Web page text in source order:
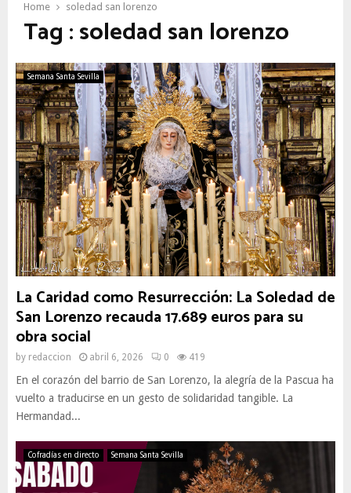
Home soledad san lorenzo
Tag : soledad san lorenzo
Semana Santa Sevilla
La Caridad como Resurrección: La Soledad de
San Lorenzo recauda 17.689 euros para su
obra social
by redaccion abril 6, 2026 0 419
En el corazón del barrio de San Lorenzo, la alegría de la Pascua ha
vuelto a traducirse en un gesto de solidaridad tangible. La
Hermandad...
Cofradías en directo Semana Santa Sevilla